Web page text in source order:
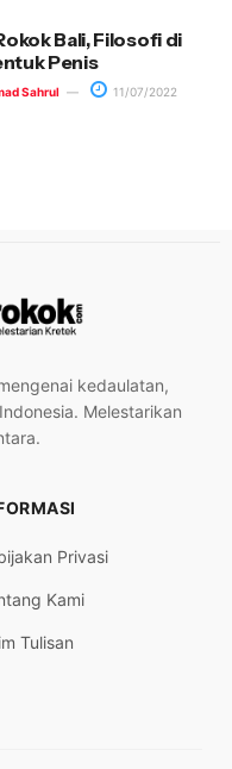
Bali, Filosofi di
Penis
Sahrul 11/07/2022
kedaulatan,
Melestarikan
Privasi
Kami
Tulisan